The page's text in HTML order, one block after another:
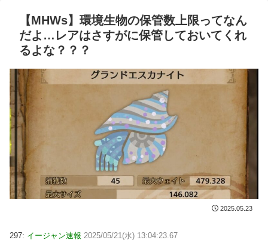
【MHWs】環境生物の保管数上限ってなん
だよ…レアはさすがに保管しておいてくれ
るよな？？？
2025.05.23
297: イージャン速報 2025/05/21(水) 13:04:23.67